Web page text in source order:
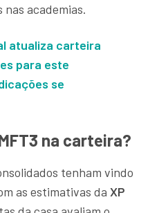
nas academias.
atualiza carteira
para este
se
na carteira?
tenham vindo
as estimativas da XP